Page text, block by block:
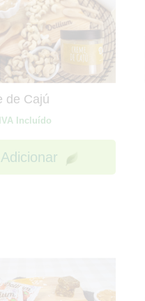
de Cajú
IVA Incluído
Adicionar